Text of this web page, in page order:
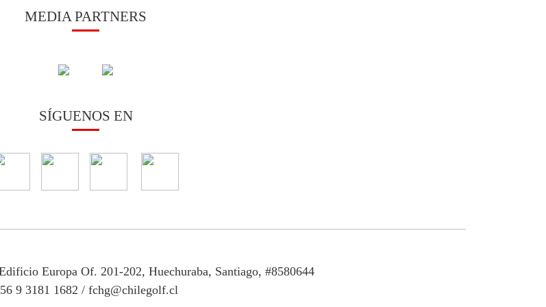
MEDIA PARTNERS
SÍGUENOS EN
Europa Of. 201-202, Huechuraba, Santiago, #8580644
9 3181 1682 / fchg@chilegolf.cl